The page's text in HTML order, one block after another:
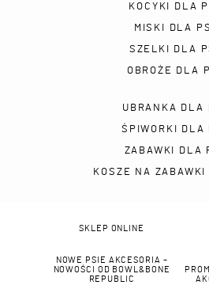
KOCYKI DLA
MISKI DLA
SZELKI DLA
OBROŻE DLA
UBRANKA DLA
ŚPIWORKI DLA
ZABAWKI DLA
KOSZE NA
SKLEP ONLINE
NOWE PSIE AKCESORIA –
NOWOŚCI OD BOWL&BONE
REPUBLIC